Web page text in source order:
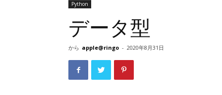
Python
データ型
から apple@ringo - 2020年8月31日